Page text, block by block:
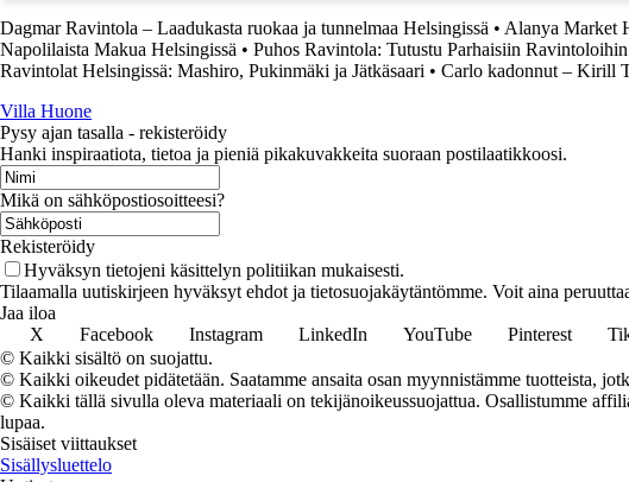
Dagmar Ravintola – Laadukasta ruokaa ja tunnelmaa Helsingissä • Alanya Market
Napolilaista Makua Helsingissä • Puhos Ravintola: Tutustu Parhaisiin Ravintoloihin
Ravintolat Helsingissä: Mashiro, Pukinmäki ja Jätkäsaari • Carlo kadonnut – Kirill
Villa Huone
Pysy ajan tasalla - rekisteröidy
Hanki inspiraatiota, tietoa ja pieniä pikakuvakkeita suoraan postilaatikkoosi.
Mikä on sähköpostiosoitteesi?
Rekisteröidy
Hyväksyn tietojeni käsittelyn politiikan mukaisesti.
Tilaamalla uutiskirjeen hyväksyt ehdot ja tietosuojakäytäntömme. Voit aina
Jaa iloa
X
Facebook Instagram LinkedIn YouTube Pinterest
© Kaikki sisältö on suojattu.
© Kaikki oikeudet pidätetään. Saatamme ansaita osan myynnistämme tuotteista,
© Kaikki tällä sivulla oleva materiaali on tekijänoikeussuojattua. Osallistumme
lupaa.
Sisäiset viittaukset
Sisällysluettelo